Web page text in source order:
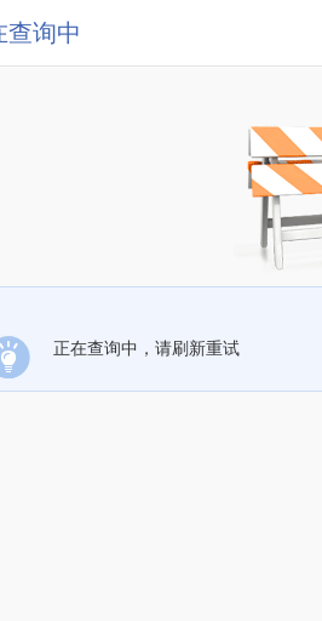
查询中
正在查询中，请刷新重试